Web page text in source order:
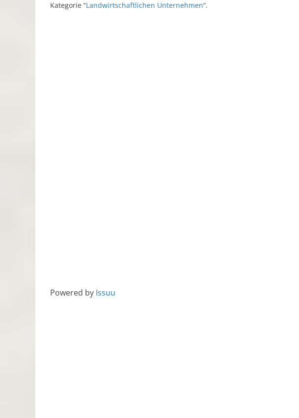
Kategorie “Landwirtschaftlichen Unternehmen“.
Powered by Issuu